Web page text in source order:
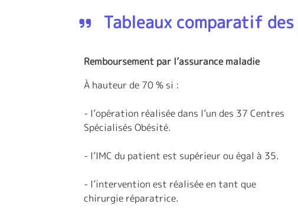
Tableaux comparatif
Remboursement par l’assurance maladie
À hauteur de 70 % si :
- l’opération réalisée dans l’un des 37 Centres
Spécialisés Obésité.
- l’IMC du patient est supérieur ou égal à 35.
- l’intervention est réalisée en tant que
chirurgie réparatrice.